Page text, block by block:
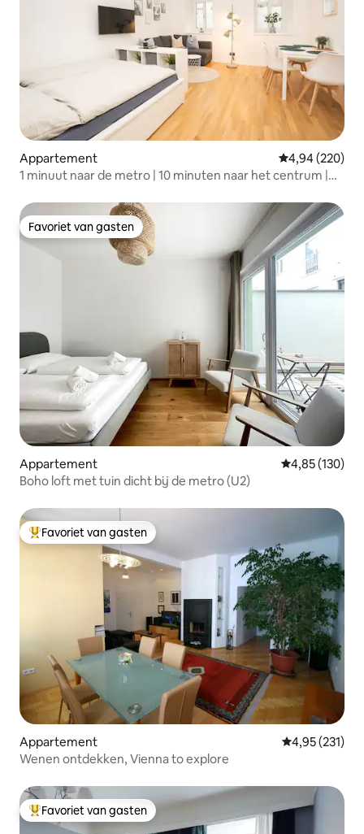
Appartement Gemiddelde
4,94 (220)
1 minuut naar de metro | 10 minuten naar het centrum |
Favoriet van gasten
Favoriet van gasten
Appartement Gemiddelde
4,85 (130)
Boho loft met tuin dicht bij de metro (U2)
Topfavoriet van gasten
Favoriet van gasten
Appartement Gemiddelde
4,95 (231)
Wenen ontdekken, Vienna to explore
Topfavoriet van gasten
Favoriet van gasten